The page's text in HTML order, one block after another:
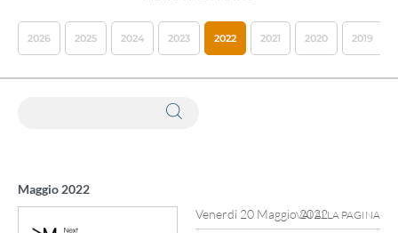
2026 2025 2024 2023 2022 2021 2020 2019
Ricerca webinar tramite parole chiave
Maggio 2022
Venerdì 20 Maggio 2022VAI ALLA PAGINA